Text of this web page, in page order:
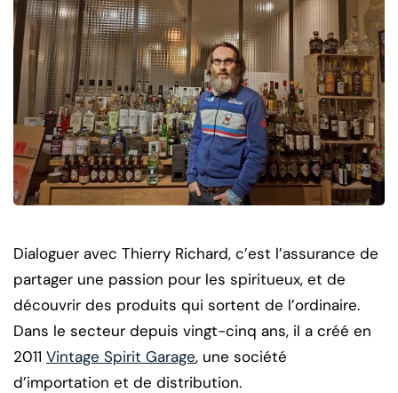
Dialoguer avec Thierry Richard, c’est l’assurance de
partager une passion pour les spiritueux, et de
découvrir des produits qui sortent de l’ordinaire.
Dans le secteur depuis vingt-cinq ans, il a créé en
2011 Vintage Spirit Garage, une société
d’importation et de distribution.